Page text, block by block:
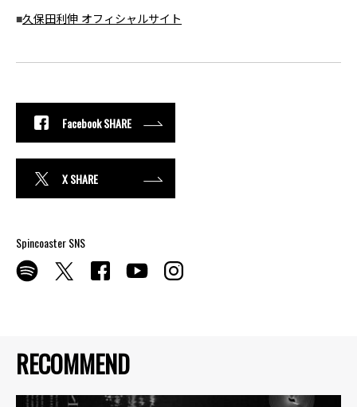
RECOMMEND
■久保田利伸 オフィシャルサイト
Facebook SHARE
X SHARE
Spincoaster SNS